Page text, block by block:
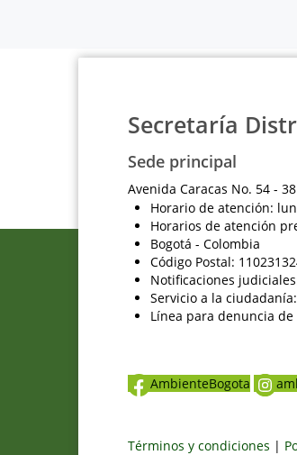
Secretaría
Sede principal
Avenida Caracas No. 54 -
Horario de atención:
Horarios de atención
Bogotá - Colombia
Código Postal:
Notificaciones
Servicio a la
Línea para denuncia
AmbienteBogota
Términos y condiciones |